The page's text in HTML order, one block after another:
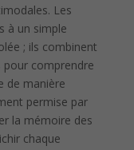
Les
à un simple
; ils combinent
comprendre
de manière
permise par
la mémoire des
chaque